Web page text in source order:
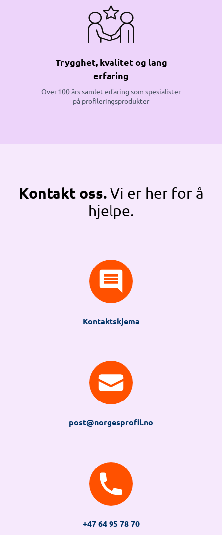
Trygghet, kvalitet og lang
erfaring
Over 100 års samlet erfaring som spesialister
på profileringsprodukter
Kontakt oss.Vi er her for å
hjelpe.
Kontaktskjema
post@norgesprofil.no
+47 64 95 78 70